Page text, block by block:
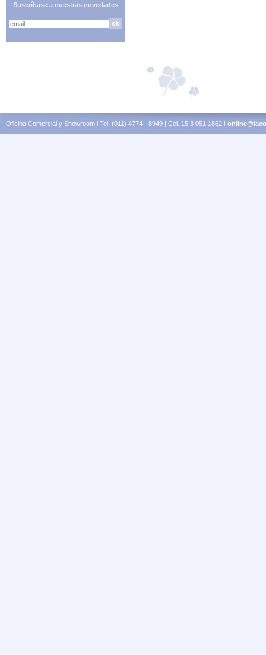
Suscríbase a nuestras novedades
Oficina Comercial y Showroom l Tel. (011) 4774 - 8949 | Cel. 15 3 051 1862 l